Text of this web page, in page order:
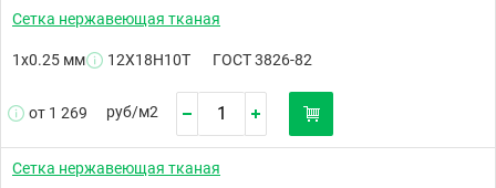
Сетка нержавеющая тканая
1х0.25 мм 12Х18Н10Т ГОСТ 3826-82
от 1 269 руб/м2
Сетка нержавеющая тканая